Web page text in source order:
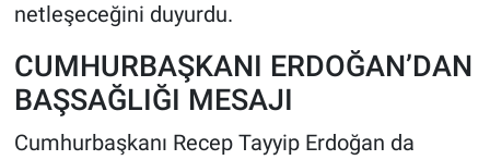
netleşeceğini duyurdu.
CUMHURBAŞKANI ERDOĞAN’DAN
BAŞSAĞLIĞI MESAJI
Cumhurbaşkanı Recep Tayyip Erdoğan da